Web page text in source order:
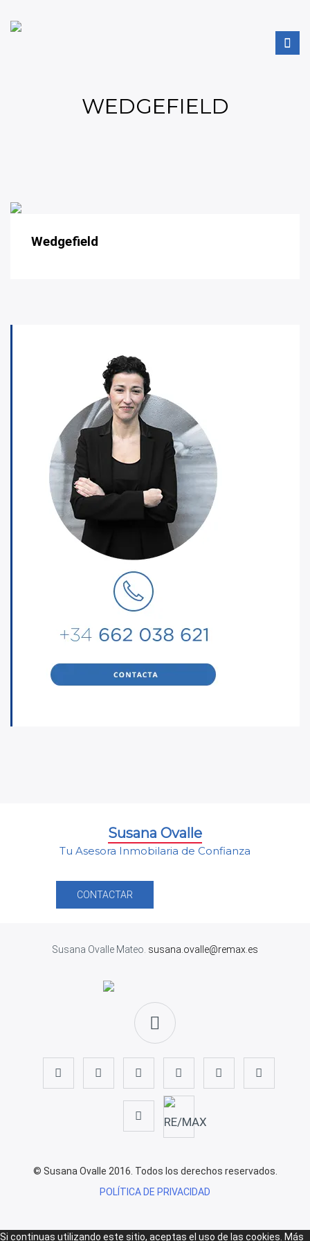
WEDGEFIELD
Wedgefield
Susana Ovalle
Tu Asesora Inmobilaria de Confianza
CONTACTAR
Susana Ovalle Mateo. susana.ovalle@remax.es
© Susana Ovalle 2016. Todos los derechos reservados.
POLÍTICA DE PRIVACIDAD
Si continuas utilizando este sitio, aceptas el uso de las cookies. Más